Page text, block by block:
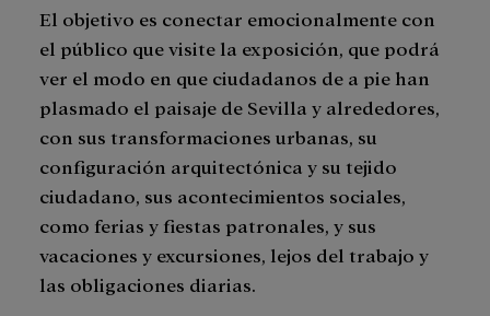
El objetivo es conectar emocionalmente con
el público que visite la exposición, que podrá
ver el modo en que ciudadanos de a pie han
plasmado el paisaje de Sevilla y alrededores,
con sus transformaciones urbanas, su
configuración arquitectónica y su tejido
ciudadano, sus acontecimientos sociales,
como ferias y fiestas patronales, y sus
vacaciones y excursiones, lejos del trabajo y
las obligaciones diarias.